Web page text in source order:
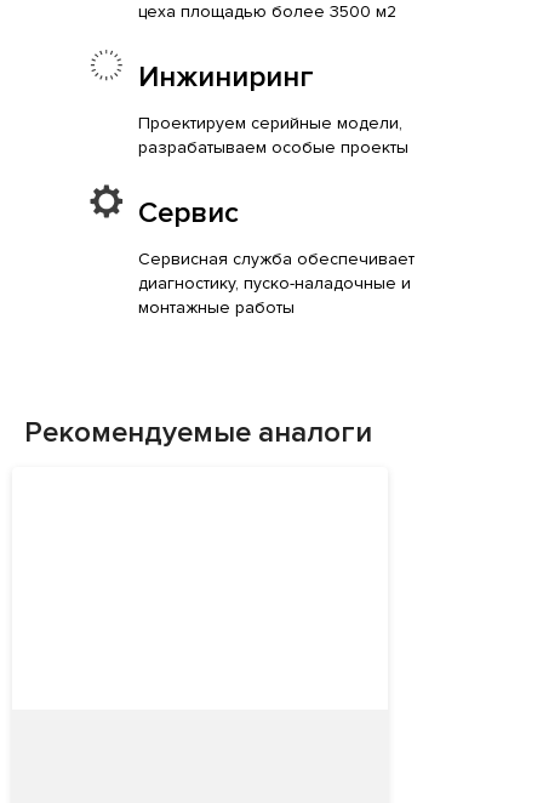
цеха площадью более 3500 м2
Инжиниринг
Проектируем серийные модели,
разрабатываем особые проекты
Сервис
Сервисная служба обеспечивает
диагностику, пуско-наладочные и
монтажные работы
Рекомендуемые аналоги